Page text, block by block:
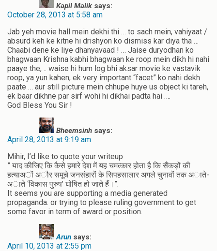
Kapil Malik says:
October 28, 2013 at 5:58 am
Jab yeh movie hall mein dekhi thi … to sach mein, vahiyaat /
absurd keh ke kitne hi drishyon ko dismiss kar diya tha …
Chaabi dene ke liye dhanyavaad ! … Jaise duryodhan ko
bhagwaan Krishna kabhi bhagwaan ke roop mein dikh hi nahi
paaye the, .. waise hi hum log bhi aksar movie ke vastavik
roop, ya yun kahen, ek very important “facet” ko nahi dekh
paate … aur still picture mein chhupe huye us object ki tareh,
ek baar dikhne par sirf wohi hi dikhai padta hai ….
God Bless You Sir !
Bheemsinh says:
April 28, 2013 at 9:19 am
Mihir, I’d like to quote your writeup
” याद कीजिए कि कैसे हमारे देश में यह चमत्कार होता है कि सैंकड़ों की
हत्याअों अौर समूचे जनसंहारों के सिपहसालार अगले चुनावों तक अाते-
अाते ‘विकास पुरुष’ घोषित हो जाते हैं।”.
It seems you are supporting a media generated
propaganda. or trying to please ruling government to get
some favor in term of award or position.
Arun says:
April 10, 2013 at 2:55 pm